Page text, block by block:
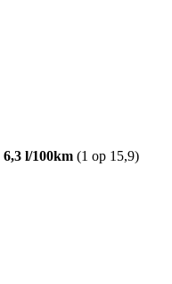
6,3 l/100km (1 op 15,9)